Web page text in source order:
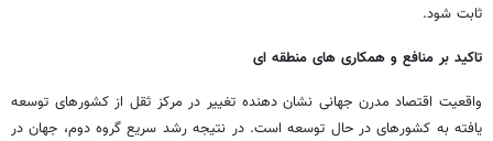
ثابت شود.
تاکید بر منافع و همکاری های منطقه ای
واقعیت اقتصاد مدرن جهانی نشان دهنده تغییر در مرکز ثقل از کشورهای توسعه
یافته به کشورهای در حال توسعه است. در نتیجه رشد سریع گروه دوم، جهان در